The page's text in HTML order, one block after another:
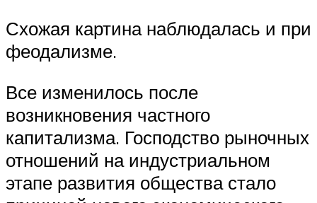
Схожая картина наблюдалась и при
феодализме.
Все изменилось после
возникновения частного
капитализма. Господство рыночных
отношений на индустриальном
этапе развития общества стало